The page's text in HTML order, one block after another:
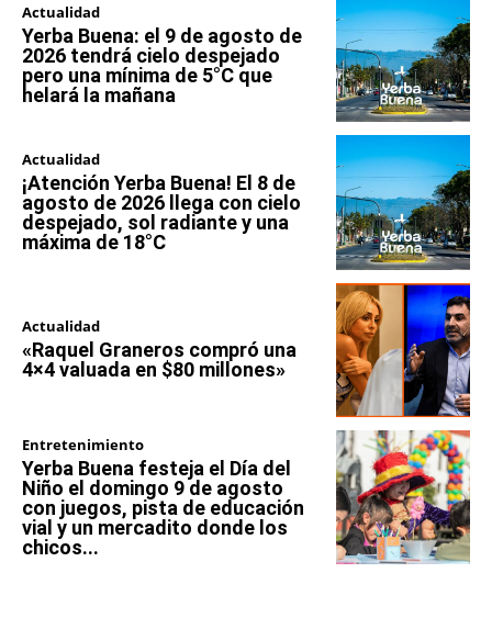
Actualidad
Yerba Buena: el 9 de agosto de
2026 tendrá cielo despejado
pero una mínima de 5°C que
helará la mañana
Actualidad
¡Atención Yerba Buena! El 8 de
agosto de 2026 llega con cielo
despejado, sol radiante y una
máxima de 18°C
Actualidad
«Raquel Graneros compró una
4×4 valuada en $80 millones»
Entretenimiento
Yerba Buena festeja el Día del
Niño el domingo 9 de agosto
con juegos, pista de educación
vial y un mercadito donde los
chicos...